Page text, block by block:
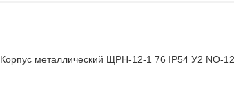
Корпус металлический ЩРН-12-1 76 IP54 У2 NO-